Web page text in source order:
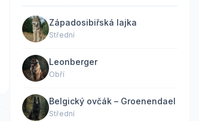
Západosibiřská lajka
Střední
Leonberger
Obří
Belgický ovčák – Groenendael
Střední